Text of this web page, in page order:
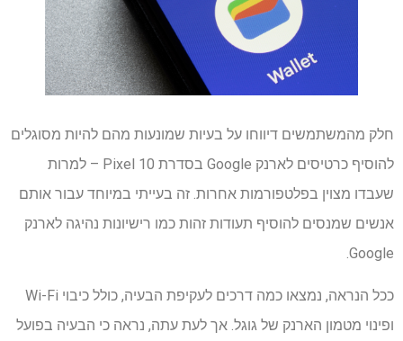
חלק מהמשתמשים דיווחו על בעיות שמונעות מהם להיות מסוגלים
להוסיף כרטיסים לארנק Google בסדרת Pixel 10 – למרות
שעבדו מצוין בפלטפורמות אחרות. זה בעייתי במיוחד עבור אותם
אנשים שמנסים להוסיף תעודות זהות כמו רישיונות נהיגה לארנק
Google.
ככל הנראה, נמצאו כמה דרכים לעקיפת הבעיה, כולל כיבוי Wi-Fi
ופינוי מטמון הארנק של גוגל. אך לעת עתה, נראה כי הבעיה בפועל